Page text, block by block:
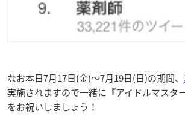
なお本日7月17日(金)〜7月19日(日)の期間、
実施されますので一緒に『アイドルマスタ
をお祝いしましょう！